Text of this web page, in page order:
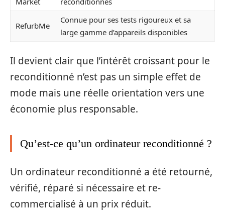
RefurbMe
Connue pour ses tests rigoureux et sa
large gamme d’appareils disponibles
Il devient clair que l’intérêt croissant pour le
reconditionné n’est pas un simple effet de
mode mais une réelle orientation vers une
économie plus responsable.
Qu’est-ce qu’un ordinateur reconditionné ?
Un ordinateur reconditionné a été retourné,
vérifié, réparé si nécessaire et re-
commercialisé à un prix réduit.